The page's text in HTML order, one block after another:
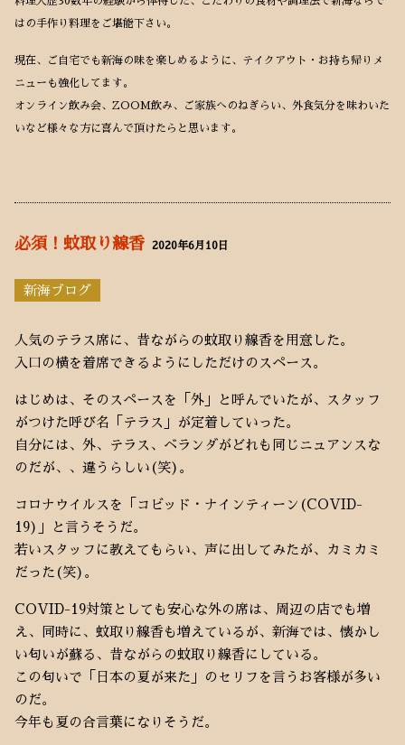
はの手作り料理をご堪能下さい。
現在、ご自宅でも新海の味を楽しめるように、テイクアウト・お持ち帰りメ
ニューも強化してます。
オンライン飲み会、ZOOM飲み、ご家族へのねぎらい、外食気分を味わいた
いなど様々な方に喜んで頂けたらと思います。
必須！蚊取り線香 2020年6月10日
新海ブログ
人気のテラス席に、昔ながらの蚊取り線香を用意した。
入口の横を着席できるようにしただけのスペース。
はじめは、そのスペースを「外」と呼んでいたが、スタッフ
がつけた呼び名「テラス」が定着していった。
自分には、外、テラス、ベランダがどれも同じニュアンスな
のだが、、違うらしい(笑)。
コロナウイルスを「コビッド・ナインティーン(COVID-
19)」と言うそうだ。
若いスタッフに教えてもらい、声に出してみたが、カミカミ
だった(笑)。
COVID-19対策としても安心な外の席は、周辺の店でも増
え、同時に、蚊取り線香も増えているが、新海では、懐かし
い匂いが蘇る、昔ながらの蚊取り線香にしている。
この匂いで「日本の夏が来た」のセリフを言うお客様が多い
のだ。
今年も夏の合言葉になりそうだ。